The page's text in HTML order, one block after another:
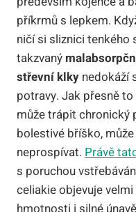
příkrmů s lepkem.
ničí si sliznici tenkého
takzvaný
střevní klky nedokáží
potravy. Jak přesně
může trápit chronický
bolestivé bříško,
neprospívat. Právě
s poruchou
celiakie objevuje